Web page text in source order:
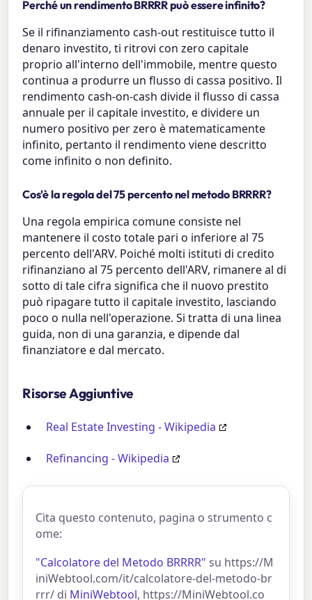
Perché un rendimento BRRRR può essere infinito?
Se il rifinanziamento cash-out restituisce tutto il
denaro investito, ti ritrovi con zero capitale
proprio all'interno dell'immobile, mentre questo
continua a produrre un flusso di cassa positivo. Il
rendimento cash-on-cash divide il flusso di cassa
annuale per il capitale investito, e dividere un
numero positivo per zero è matematicamente
infinito, pertanto il rendimento viene descritto
come infinito o non definito.
Cos'è la regola del 75 percento nel metodo BRRRR?
Una regola empirica comune consiste nel
mantenere il costo totale pari o inferiore al 75
percento dell'ARV. Poiché molti istituti di credito
rifinanziano al 75 percento dell'ARV, rimanere al di
sotto di tale cifra significa che il nuovo prestito
può ripagare tutto il capitale investito, lasciando
poco o nulla nell'operazione. Si tratta di una linea
guida, non di una garanzia, e dipende dal
finanziatore e dal mercato.
Risorse Aggiuntive
Real Estate Investing - Wikipedia
Refinancing - Wikipedia
Cita questo contenuto, pagina o strumento c
ome:
"Calcolatore del Metodo BRRRR" su https://M
iniWebtool.com/it/calcolatore-del-metodo-br
rrr/ di MiniWebtool, https://MiniWebtool.co